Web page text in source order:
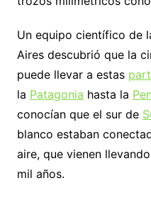
Un equipo científico de
Aires descubrió que la
puede llevar a estas
la Patagonia hasta la
conocían que el sur de
blanco estaban
aire, que vienen
mil años.